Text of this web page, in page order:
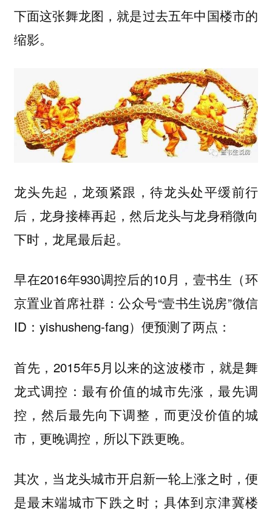
下面这张舞龙图，就是过去五年中国楼市的
缩影。
龙头先起，龙颈紧跟，待龙头处平缓前行
后，龙身接棒再起，然后龙头与龙身稍微向
下时，龙尾最后起。
早在2016年930调控后的10月，壹书生（环
京置业首席社群：公众号“壹书生说房”微信
ID：yishusheng-fang）便预测了两点：
首先，2015年5月以来的这波楼市，就是舞
龙式调控：最有价值的城市先涨，最先调
控，然后最先向下调整，而更没价值的城
市，更晚调控，所以下跌更晚。
其次，当龙头城市开启新一轮上涨之时，便
是最末端城市下跌之时；具体到京津冀楼